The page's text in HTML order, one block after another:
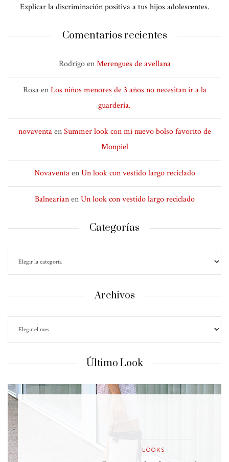
Explicar la discriminación positiva a tus hijos adolescentes.
Comentarios recientes
RodrigoenMerengues de avellana
RosaenLos niños menores de 3 años no necesitan ir a la
guardería.
novaventaenSummer look con mi nuevo bolso favorito de
Monpiel
NovaventaenUn look con vestido largo reciclado
BalnearianenUn look con vestido largo reciclado
Categorías
Archivos
Último Look
LOOKS